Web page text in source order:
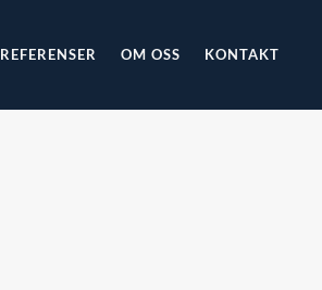
REFERENSER OM OSS KONTAKT